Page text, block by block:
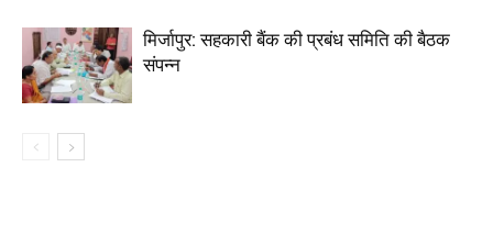
मिर्जापुर: सहकारी बैंक की प्रबंध समिति की बैठक
संपन्न